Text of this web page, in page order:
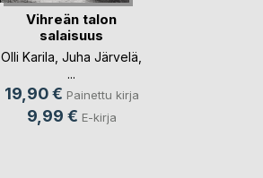
Vihreän talon
salaisuus
Olli Karila Juha Järvelä
...
19,90 € Painettu kirja
9,99 € E-kirja